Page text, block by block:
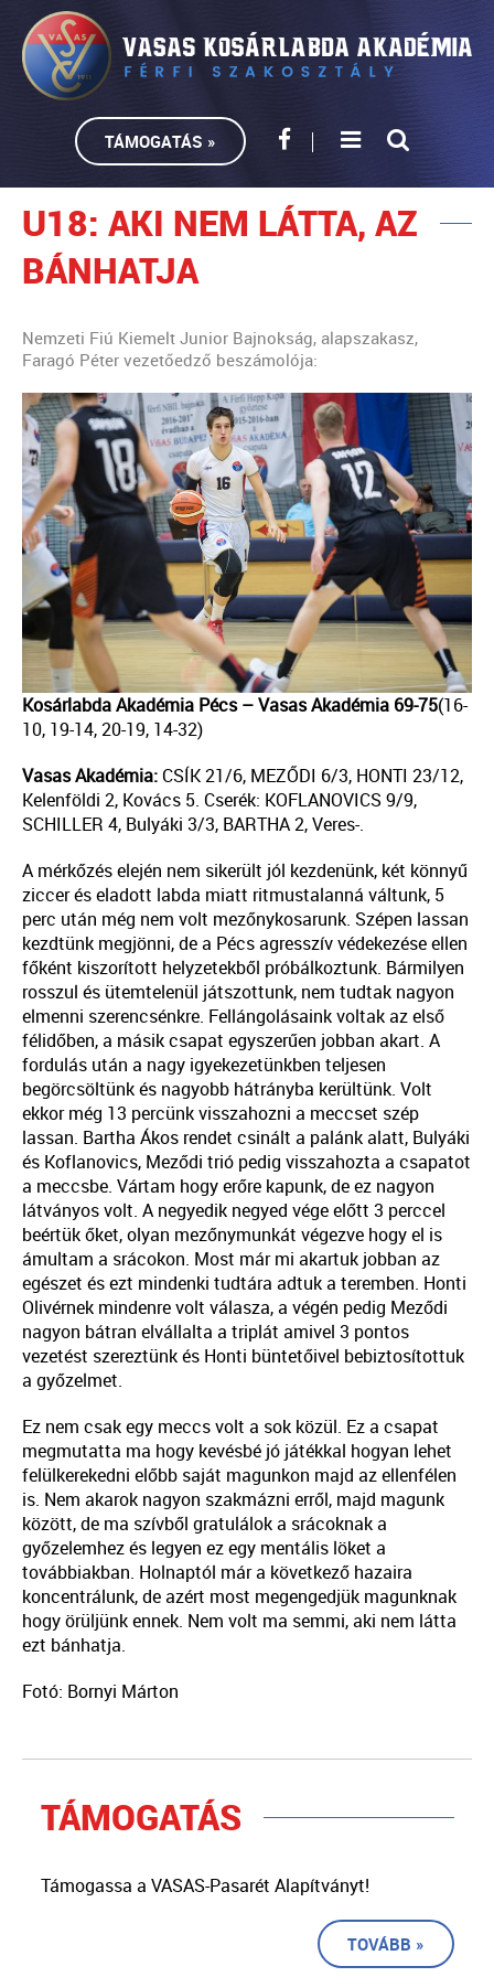
TÁMOGATÁS »
U18: AKI NEM LÁTTA, AZ
BÁNHATJA
Nemzeti Fiú Kiemelt Junior Bajnokság, alapszakasz,
Faragó Péter vezetőedző beszámolója:
Kosárlabda Akadémia Pécs – Vasas Akadémia 69-75(16-
10, 19-14, 20-19, 14-32)
Vasas Akadémia: CSÍK 21/6, MEZŐDI 6/3, HONTI 23/12,
Kelenföldi 2, Kovács 5. Cserék: KOFLANOVICS 9/9,
SCHILLER 4, Bulyáki 3/3, BARTHA 2, Veres-.
A mérkőzés elején nem sikerült jól kezdenünk, két könnyű
ziccer és eladott labda miatt ritmustalanná váltunk, 5
perc után még nem volt mezőnykosarunk. Szépen lassan
kezdtünk megjönni, de a Pécs agresszív védekezése ellen
főként kiszorított helyzetekből próbálkoztunk. Bármilyen
rosszul és ütemtelenül játszottunk, nem tudtak nagyon
elmenni szerencsénkre. Fellángolásaink voltak az első
félidőben, a másik csapat egyszerűen jobban akart. A
fordulás után a nagy igyekezetünkben teljesen
begörcsöltünk és nagyobb hátrányba kerültünk. Volt
ekkor még 13 percünk visszahozni a meccset szép
lassan. Bartha Ákos rendet csinált a palánk alatt, Bulyáki
és Koflanovics, Meződi trió pedig visszahozta a csapatot
a meccsbe. Vártam hogy erőre kapunk, de ez nagyon
látványos volt. A negyedik negyed vége előtt 3 perccel
beértük őket, olyan mezőnymunkát végezve hogy el is
ámultam a srácokon. Most már mi akartuk jobban az
egészet és ezt mindenki tudtára adtuk a teremben. Honti
Olivérnek mindenre volt válasza, a végén pedig Meződi
nagyon bátran elvállalta a triplát amivel 3 pontos
vezetést szereztünk és Honti büntetőivel bebiztosítottuk
a győzelmet.
Ez nem csak egy meccs volt a sok közül. Ez a csapat
megmutatta ma hogy kevésbé jó játékkal hogyan lehet
felülkerekedni előbb saját magunkon majd az ellenfélen
is. Nem akarok nagyon szakmázni erről, majd magunk
között, de ma szívből gratulálok a srácoknak a
győzelemhez és legyen ez egy mentális löket a
továbbiakban. Holnaptól már a következő hazaira
koncentrálunk, de azért most megengedjük magunknak
hogy örüljünk ennek. Nem volt ma semmi, aki nem látta
ezt bánhatja.
Fotó: Bornyi Márton
TÁMOGATÁS
Támogassa a VASAS-Pasarét Alapítványt!
TOVÁBB »